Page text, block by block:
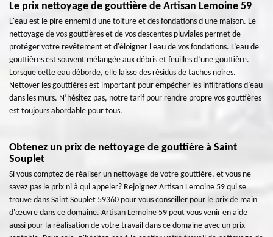
Le prix nettoyage de gouttière de Artisan Lemoine 59
L'eau est le pire ennemi d'une toiture et des fondations d'une maison. Le
nettoyage de vos gouttières et de vos descentes pluviales permet de
protéger votre revêtement et d'éloigner l'eau de vos fondations. L’eau de
gouttières est souvent mélangée aux débris et feuilles d’une gouttière.
Lorsque cette eau déborde, elle laisse des résidus de taches noires.
Nettoyer les gouttières est important pour empêcher les infiltrations d’eau
dans les murs. N’hésitez pas, notre tarif pour rendre propre vos gouttières
est toujours abordable pour tous.
Obtenez un prix de nettoyage de gouttière à Saint
Souplet
Si vous comptez de réaliser un nettoyage de votre gouttière, et vous ne
savez pas le prix ni à qui appeler? Rejoignez Artisan Lemoine 59 qui se
trouve dans Saint Souplet 59360 pour vous conseiller pour le prix de main
d'œuvre dans ce domaine. Artisan Lemoine 59 peut vous venir en aide
aussi pour la réalisation de votre travail dans ce domaine avec un prix